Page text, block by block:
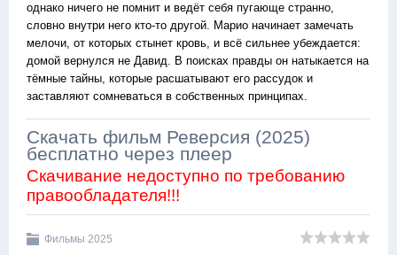
однако ничего не помнит и ведёт себя пугающе странно,
словно внутри него кто-то другой. Марио начинает замечать
мелочи, от которых стынет кровь, и всё сильнее убеждается:
домой вернулся не Давид. В поисках правды он натыкается на
тёмные тайны, которые расшатывают его рассудок и
заставляют сомневаться в собственных принципах.
Скачать фильм Реверсия (2025)
бесплатно через плеер
Скачивание недоступно по требованию
правообладателя!!!
Фильмы 2025